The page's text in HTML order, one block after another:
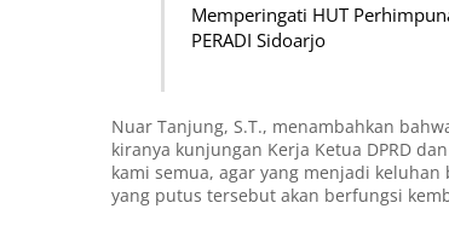
Memperingati HUT
PERADI Sidoarjo
Nuar Tanjung, S.T., menambahkan
kiranya kunjungan Kerja Ketua DPRD
kami semua, agar yang menjadi
yang putus tersebut akan berfungsi